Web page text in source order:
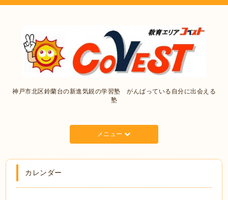
神戸市北区鈴蘭台の新進気鋭の学習塾 がんばっている自分に出会える
塾
メニュー
カレンダー